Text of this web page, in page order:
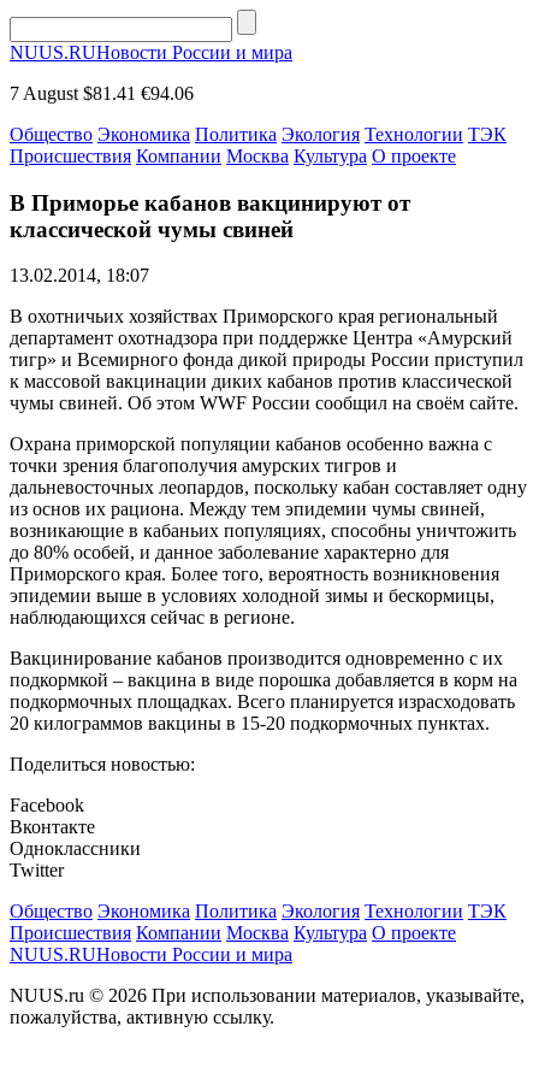
NUUS.RUНовости России и мира
7 August $81.41 €94.06
Общество Экономика Политика Экология Технологии ТЭК
Происшествия Компании Москва Культура О проекте
В Приморье кабанов вакцинируют от
классической чумы свиней
13.02.2014, 18:07
В охотничьих хозяйствах Приморского края региональный
департамент охотнадзора при поддержке Центра «Амурский
тигр» и Всемирного фонда дикой природы России приступил
к массовой вакцинации диких кабанов против классической
чумы свиней. Об этом WWF России сообщил на своём сайте.
Охрана приморской популяции кабанов особенно важна с
точки зрения благополучия амурских тигров и
дальневосточных леопардов, поскольку кабан составляет одну
из основ их рациона. Между тем эпидемии чумы свиней,
возникающие в кабаньих популяциях, способны уничтожить
до 80% особей, и данное заболевание характерно для
Приморского края. Более того, вероятность возникновения
эпидемии выше в условиях холодной зимы и бескормицы,
наблюдающихся сейчас в регионе.
Вакцинирование кабанов производится одновременно с их
подкормкой – вакцина в виде порошка добавляется в корм на
подкормочных площадках. Всего планируется израсходовать
20 килограммов вакцины в 15-20 подкормочных пунктах.
Поделиться новостью:
Facebook
Вконтакте
Одноклассники
Twitter
Общество Экономика Политика Экология Технологии ТЭК
Происшествия Компании Москва Культура О проекте
NUUS.RUНовости России и мира
NUUS.ru © 2026 При использовании материалов, указывайте,
пожалуйства, активную ссылку.